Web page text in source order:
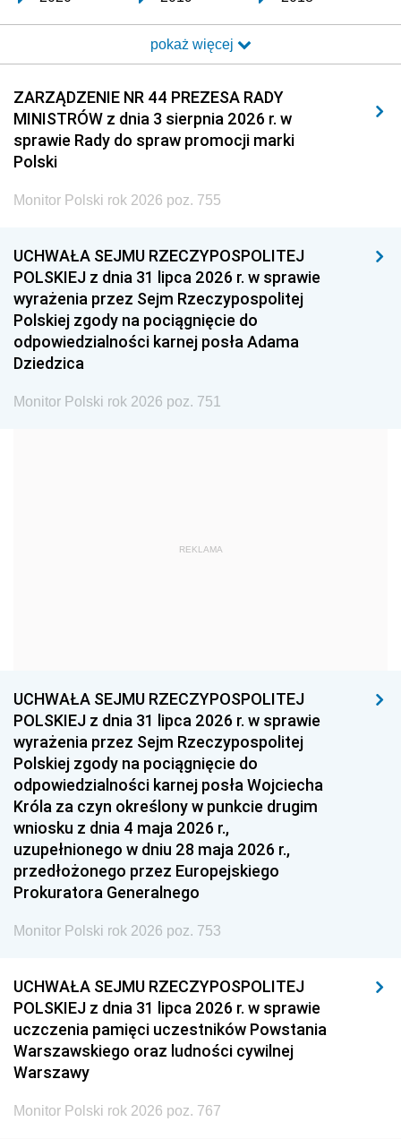
2017 2016 2015
2014 2013 2012
2011 2010 2009
2008 2007 2006
2005
1996 1995 1994
1993 1992 1991
1990 1989
1987 1986 1985
1968
1954 1953 1952
1951 1950 1949
1948 1947
1939 1938 1937
1936 1930
pokaż więcej
ZARZĄDZENIE NR 44 PREZESA RADY
MINISTRÓW z dnia 3 sierpnia 2026 r. w
sprawie Rady do spraw promocji marki
Polski
Monitor Polski rok 2026 poz. 755
UCHWAŁA SEJMU RZECZYPOSPOLITEJ
POLSKIEJ z dnia 31 lipca 2026 r. w sprawie
wyrażenia przez Sejm Rzeczypospolitej
Polskiej zgody na pociągnięcie do
odpowiedzialności karnej posła Adama
Dziedzica
Monitor Polski rok 2026 poz. 751
REKLAMA
UCHWAŁA SEJMU RZECZYPOSPOLITEJ
POLSKIEJ z dnia 31 lipca 2026 r. w sprawie
wyrażenia przez Sejm Rzeczypospolitej
Polskiej zgody na pociągnięcie do
odpowiedzialności karnej posła Wojciecha
Króla za czyn określony w punkcie drugim
wniosku z dnia 4 maja 2026 r.,
uzupełnionego w dniu 28 maja 2026 r.,
przedłożonego przez Europejskiego
Prokuratora Generalnego
Monitor Polski rok 2026 poz. 753
UCHWAŁA SEJMU RZECZYPOSPOLITEJ
POLSKIEJ z dnia 31 lipca 2026 r. w sprawie
uczczenia pamięci uczestników Powstania
Warszawskiego oraz ludności cywilnej
Warszawy
Monitor Polski rok 2026 poz. 767